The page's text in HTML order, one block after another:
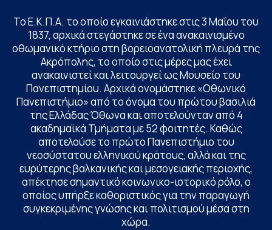
Το Ε.Κ.Π.Α. το οποίο εγκαινιάστηκε στις 3 Μαΐου του
1837, αρχικά στεγάστηκε σε ένα ανακαινισμένο
οθωμανικό κτήριο στη βορειοανατολική πλευρά της
Ακρόπολης, το οποίο στις μέρες μας έχει
ανακαινιστεί και λειτουργεί ως Μουσείο του
Πανεπιστημίου. Αρχικά ονομάστηκε «Οθωνικό
Πανεπιστήμιο» από το όνομα του πρώτου βασιλιά
της Ελλάδας Όθωνα και αποτελούνταν από 4
ακαδημαϊκά Τμήματα με 52 φοιτητές. Καθώς
αποτελούσε το πρώτο Πανεπιστήμιο του
νεοσύστατου ελληνικού κράτους, αλλά και της
ευρύτερης βαλκανικής και μεσογειακής περιοχής,
απέκτησε σημαντικό κοινωνικο-ιστορικό ρόλο, ο
οποίος υπήρξε καθοριστικός για την παραγωγή
συγκεκριμένης γνώσης και πολιτισμού μέσα στη
χώρα.